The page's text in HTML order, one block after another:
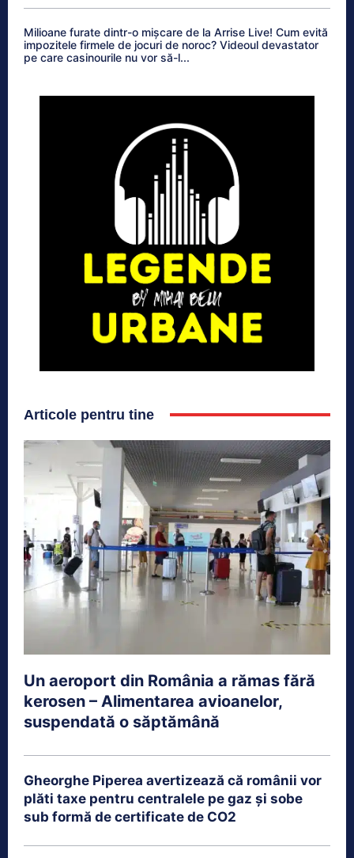
Milioane furate dintr-o mișcare de la Arrise Live! Cum evită
impozitele firmele de jocuri de noroc? Videoul devastator
pe care casinourile nu vor să-l...
Articole pentru tine
Un aeroport din România a rămas fără
kerosen – Alimentarea avioanelor,
suspendată o săptămână
Gheorghe Piperea avertizează că românii vor
plăti taxe pentru centralele pe gaz și sobe
sub formă de certificate de CO2